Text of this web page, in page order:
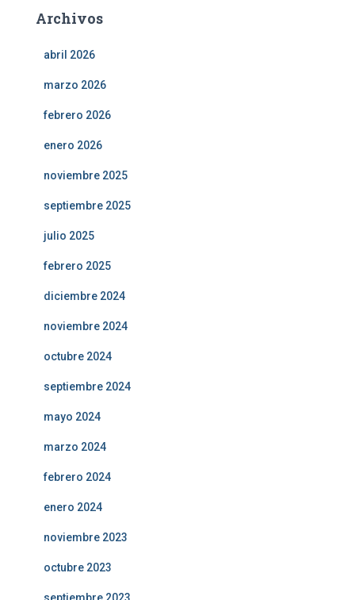
Archivos
abril 2026
marzo 2026
febrero 2026
enero 2026
noviembre 2025
septiembre 2025
julio 2025
febrero 2025
diciembre 2024
noviembre 2024
octubre 2024
septiembre 2024
mayo 2024
marzo 2024
febrero 2024
enero 2024
noviembre 2023
octubre 2023